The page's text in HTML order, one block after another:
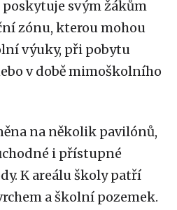
svým žákům
zónu, kterou mohou
výuky, při pobytu
v době mimoškolního
na několik pavilónů,
i přístupné
K areálu školy patří
a školní pozemek.